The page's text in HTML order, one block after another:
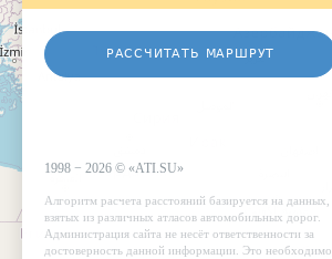
РАССЧИТАТЬ МАРШРУТ
1998 − 2026 © «ATI.SU»
Алгоритм расчета расстояний базируется на данных,
взятых из различных атласов автомобильных дорог.
Администрация сайта не несёт ответственности за
достоверность данной информации. Это необходимо